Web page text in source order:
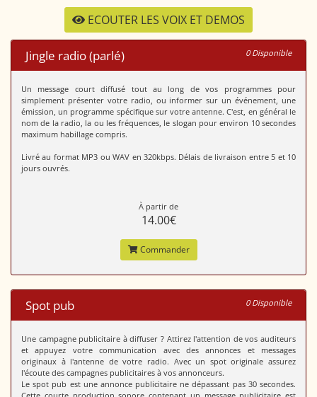
ECOUTER LES VOIX ET DEMOS
Jingle radio (parlé) 0 Disponible
Un message court diffusé tout au long de vos programmes pour
simplement présenter votre radio, ou informer sur un événement, une
émission, un programme spécifique sur votre antenne. C'est, en général le
nom de la radio, la ou les fréquences, le slogan pour environ 10 secondes
maximum habillage compris.
Livré au format MP3 ou WAV en 320kbps. Délais de livraison entre 5 et 10
jours ouvrés.
À partir de
14.00€
Commander
Spot pub 0 Disponible
Une campagne publicitaire à diffuser ? Attirez l'attention de vos auditeurs
et appuyez votre communication avec des annonces et messages
originaux à l'antenne de votre radio. Avec un spot originale assurez
l'écoute des campagnes publicitaires à vos annonceurs.
Le spot pub est une annonce publicitaire ne dépassant pas 30 secondes.